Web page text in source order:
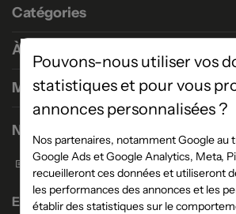
Catégories
À propos
Magasins
Nous contacter
Formulaire de contact
Enseigne Atlas Home
Pouvons-nous utiliser vos
statistiques et pour vous
annonces personnalisées ?
Nos partenaires, notamment Google au
Google Ads et Google Analytics, Meta,
recueilleront ces données et utiliseront
les performances des annonces et les
établir des statistiques sur le